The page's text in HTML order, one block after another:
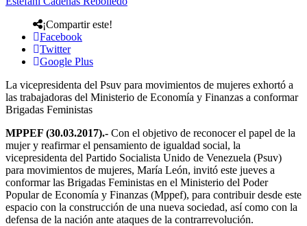
¡Compartir este!
Facebook
Twitter
Google Plus
La vicepresidenta del Psuv para movimientos de mujeres exhortó a
las trabajadoras del Ministerio de Economía y Finanzas a conformar
Brigadas Feministas
MPPEF (30.03.2017).- Con el objetivo de reconocer el papel de la
mujer y reafirmar el pensamiento de igualdad social, la
vicepresidenta del Partido Socialista Unido de Venezuela (Psuv)
para movimientos de mujeres, María León, invitó este jueves a
conformar las Brigadas Feministas en el Ministerio del Poder
Popular de Economía y Finanzas (Mppef), para contribuir desde este
espacio con la construcción de una nueva sociedad, así como con la
defensa de la nación ante ataques de la contrarrevolución.